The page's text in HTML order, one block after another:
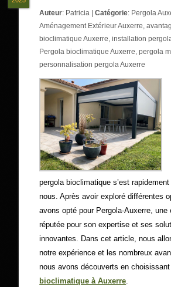
Auteur: Patricia |Catégorie: Pergola
Aménagement Extérieur Auxerre,
bioclimatique Auxerre,installation
Pergola bioclimatique Auxerre,pergola
personnalisation pergola Auxerre
pergola bioclimatique s’est
nous. Après avoir exploré différentes
avons opté pour Pergola-Auxerre, une
réputée pour son expertise et ses
innovantes. Dans cet article, nous
notre expérience et les nombreux
nous avons découverts en
bioclimatique à Auxerre.